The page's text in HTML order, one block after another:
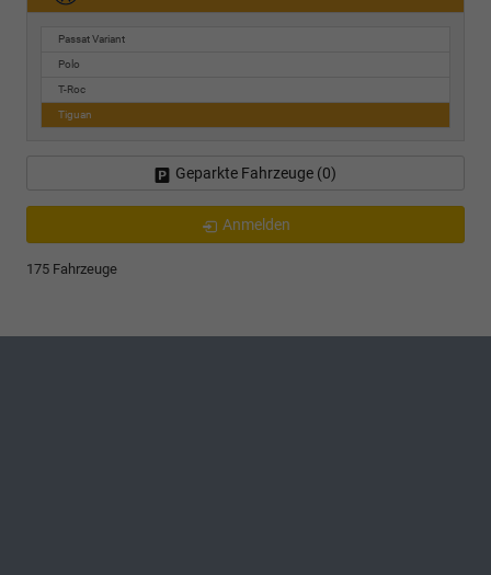
Passat Variant
Polo
T-Roc
Tiguan
Geparkte Fahrzeuge (0)
Anmelden
175 Fahrzeuge